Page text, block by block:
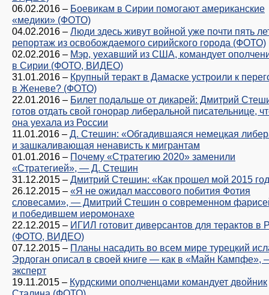
06.02.2016 – Боевикам в Сирии помогают американские
«медики» (ФОТО)
04.02.2016 – Люди здесь живут войной уже почти пять
репортаж из освобождаемого сирийского города (ФОТО)
02.02.2016 – Мэр, уехавший из США, командует
в Сирии (ФОТО, ВИДЕО)
31.01.2016 – Крупный теракт в Дамаске устроили к
в Женеве? (ФОТО)
22.01.2016 – Билет подальше от дикарей: Дмитрий
готов отдать свой гонорар либеральной писательнице,
она уехала из России
11.01.2016 – Д. Стешин: «Обгадившаяся немецкая
и зашкаливающая ненависть к мигрантам
01.01.2016 – Почему «Стратегию 2020» заменили
«Стратегией», — Д. Стешин
31.12.2015 – Дмитрий Стешин: «Как прошел мой 2015
26.12.2015 – «Я не ожидал массового побития Фотия
словесами», — Дмитрий Стешин о современном
и победившем иеромонахе
22.12.2015 – ИГИЛ готовит диверсантов для терактов в
(ФОТО, ВИДЕО)
07.12.2015 – Планы насадить во всем мире турецкий
Эрдоган описал в своей книге — как в «Майн Кампфе»,
эксперт
19.11.2015 – Курдскими ополченцами командует двойник